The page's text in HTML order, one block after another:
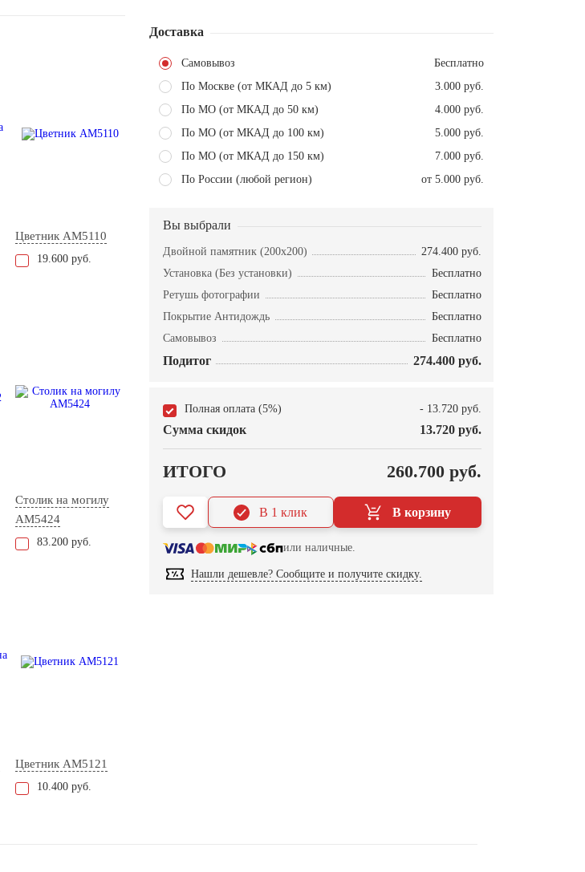
Цветник AM5110
19.600 руб.
Столик на могилу
AM5424
83.200 руб.
Цветник AM5121
10.400 руб.
Доставка
Самовывоз
Бесплатно
По Москве (от МКАД до 5 км)
3.000 руб.
По МО (от МКАД до 50 км)
4.000 руб.
По МО (от МКАД до 100 км)
5.000 руб.
По МО (от МКАД до 150 км)
7.000 руб.
По России (любой регион)
от 5.000 руб.
Вы выбрали
Двойной памятник (200x200)
274.400 руб.
Установка (Без установки)
Бесплатно
Ретушь фотографии
Бесплатно
Покрытие Антидождь
Бесплатно
Самовывоз
Бесплатно
Подитог 274.400 руб.
Полная оплата (5%) - 13.720 руб.
Сумма скидок 13.720 руб.
ИТОГО 260.700 руб.
В корзину
В 1 клик
или наличные.
Нашли дешевле? Сообщите и получите скидку.